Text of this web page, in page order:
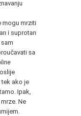
mogu mrziti
i suprotan
sa
ako je
Ipak,
Ne